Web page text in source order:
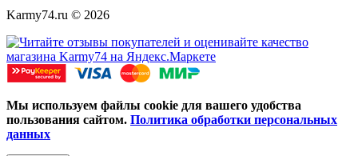
Karmy74.ru © 2026
Мы используем файлы cookie для вашего удобства
пользования сайтом. Политика обработки персональных
данных